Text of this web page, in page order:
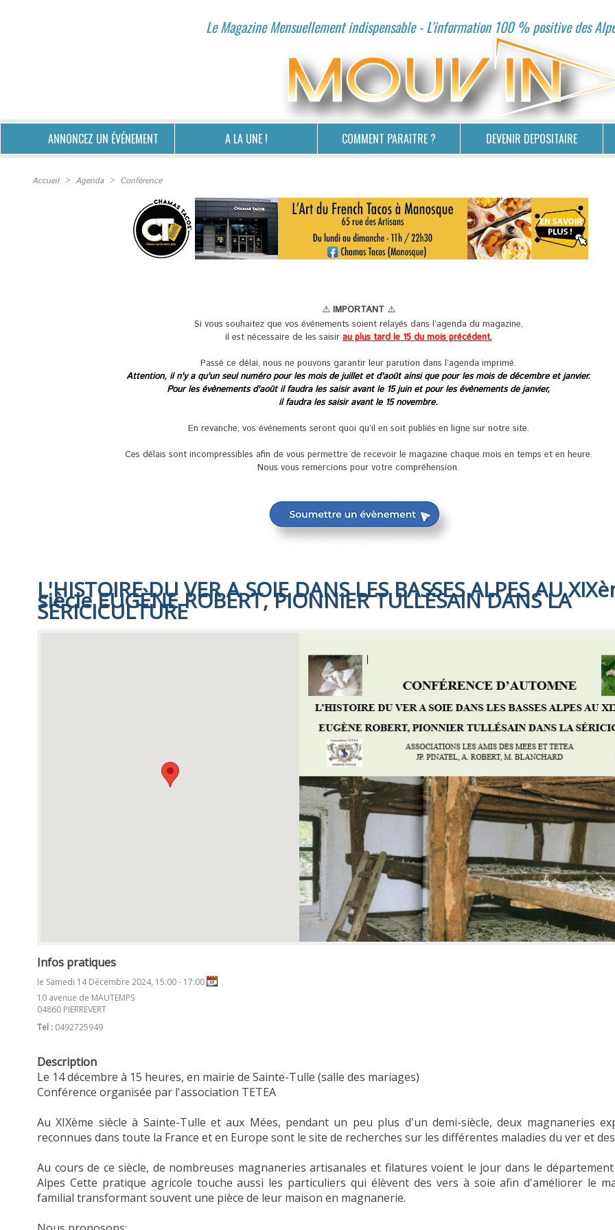
Le Magazine Mensuellement indispensable - L'information 100 % positive des
ANNONCEZ UN ÉVÉNEMENT A LA UNE ! COMMENT PARAîTRE ? DEVENIR DEPOSITAIRE
Accueil > Agenda > Conférence
⚠️ IMPORTANT⚠️
Si vous souhaitez que vos événements soient relayés dans l’agenda du magazine,
il est nécessaire de les saisirau plus tard le 15 du mois précédent.
Passé ce délai, nous ne pouvons garantir leur parution dans l’agenda imprimé.
Attention, il n'y a qu'un seul numéro pour les mois de juillet et d'août ainsi que pour les mois de décembre et janvier.
Pour les évènements d'août il faudra les saisir avant le 15 juin et pour les évènements de janvier,
il faudra les saisir avant le 15 novembre.
En revanche, vos événements seront quoi qu’il en soit publiés en ligne sur notre site.
Ces délais sont incompressibles afin de vous permettre de recevoir le magazine chaque mois en temps et en heure.
Nous vous remercions pour votre compréhension.
L'HISTOIRE DU VER A SOIE DANS LES BASSES ALPES AU
siècle EUGÈNE ROBERT, PIONNIER TULLÉSAIN DANS LA
SÉRICICULTURE
Infos pratiques
le Samedi 14 Décembre 2024, 15:00 - 17:00
10 avenue de MAUTEMPS
04860 PIERREVERT
Tel : 0492725949
Description
Le 14 décembre à 15 heures, en mairie de Sainte-Tulle (salle des mariages)
Conférence organisée par l'association TETEA
Au XIXème siècle à Sainte-Tulle et aux Mées, pendant un peu plus d'un demi-siècle, deux magnaneries
reconnues dans toute la France et en Europe sont le site de recherches sur les différentes maladies du ver et
Au cours de ce siècle, de nombreuses magnaneries artisanales et filatures voient le jour dans le département
Alpes Cette pratique agricole touche aussi les particuliers qui élèvent des vers à soie afin d'améliorer le
familial transformant souvent une pièce de leur maison en magnanerie.